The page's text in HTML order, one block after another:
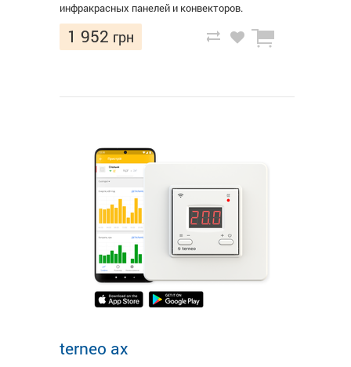
инфракрасных панелей и конвекторов.
1 952 грн
terneo ax